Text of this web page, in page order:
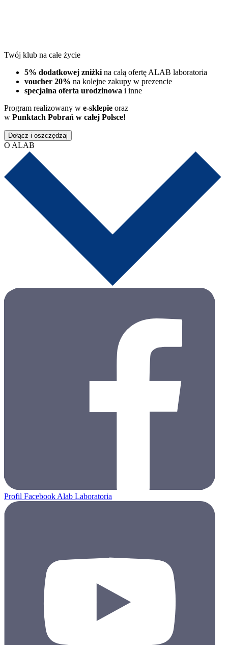
Twój klub na całe życie
5% dodatkowej zniżki na całą ofertę ALAB laboratoria
voucher 20% na kolejne zakupy w prezencie
specjalna oferta urodzinowa i inne
Program realizowany w e-sklepie oraz
w Punktach Pobrań w całej Polsce!
Dołącz i oszczędzaj
O ALAB
Profil Facebook Alab Laboratoria